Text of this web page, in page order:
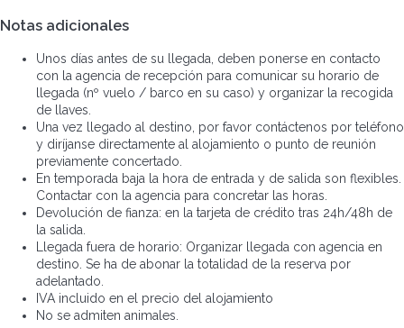
Notas adicionales
Unos días antes de su llegada, deben ponerse en contacto
con la agencia de recepción para comunicar su horario de
llegada (nº vuelo / barco en su caso) y organizar la recogida
de llaves.
Una vez llegado al destino, por favor contáctenos por teléfono
y diríjanse directamente al alojamiento o punto de reunión
previamente concertado.
En temporada baja la hora de entrada y de salida son flexibles.
Contactar con la agencia para concretar las horas.
Devolución de fianza: en la tarjeta de crédito tras 24h/48h de
la salida.
Llegada fuera de horario: Organizar llegada con agencia en
destino. Se ha de abonar la totalidad de la reserva por
adelantado.
IVA incluido en el precio del alojamiento
No se admiten animales.